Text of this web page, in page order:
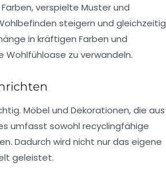
verspielte Muster und
steigern und gleichzeitig
in kräftigen Farben und
Wohlfühloase zu verwandeln.
Möbel und Dekorationen, die aus
umfasst sowohl recyclingfähige
Dadurch wird nicht nur das eigene
geleistet.